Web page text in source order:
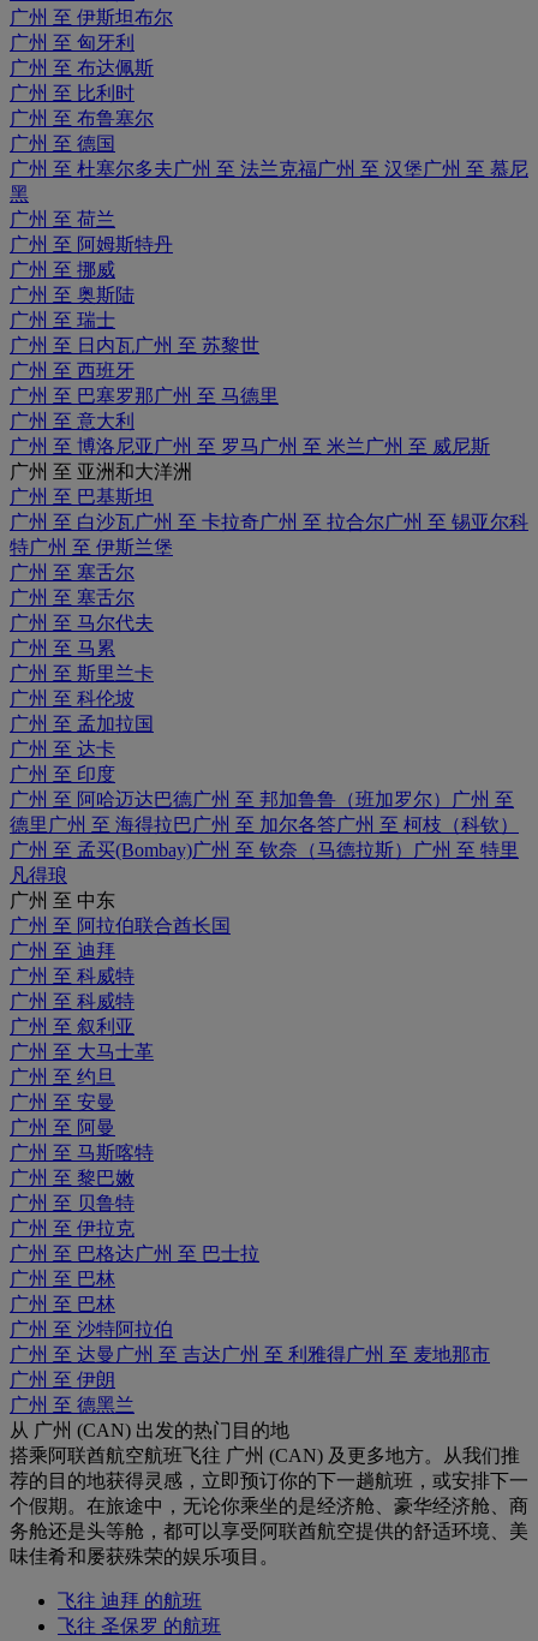
广州 至 伊斯坦布尔
广州 至 匈牙利
广州 至 布达佩斯
广州 至 比利时
广州 至 布鲁塞尔
广州 至 德国
广州 至 杜塞尔多夫广州 至 法兰克福广州 至 汉堡广州 至 慕尼
黑
广州 至 荷兰
广州 至 阿姆斯特丹
广州 至 挪威
广州 至 奥斯陆
广州 至 瑞士
广州 至 日内瓦广州 至 苏黎世
广州 至 西班牙
广州 至 巴塞罗那广州 至 马德里
广州 至 意大利
广州 至 博洛尼亚 广州 至 罗马 广州 至 米兰广州 至 威尼斯
广州 至 亚洲和大洋洲
广州 至 巴基斯坦
广州 至 白沙瓦广州 至 卡拉奇广州 至 拉合尔广州 至 锡亚尔科
特广州 至 伊斯兰堡
广州 至 塞舌尔
广州 至 塞舌尔
广州 至 马尔代夫
广州 至 马累
广州 至 斯里兰卡
广州 至 科伦坡
广州 至 孟加拉国
广州 至 达卡
广州 至 印度
广州 至 阿哈迈达巴德广州 至 邦加鲁鲁（班加罗尔）
广州 至
德里 广州 至 海得拉巴广州 至 加尔各答广州 至 柯枝（科钦）
广州 至 孟买(Bombay)广州 至 钦奈（马德拉斯）
广州 至 特里
凡得琅
广州 至 中东
广州 至 阿拉伯联合酋长国
广州 至 迪拜
广州 至 科威特
广州 至 科威特
广州 至 叙利亚
广州 至 大马士革
广州 至 约旦
广州 至 安曼
广州 至 阿曼
广州 至 马斯喀特
广州 至 黎巴嫩
广州 至 贝鲁特
广州 至 伊拉克
广州 至 巴格达广州 至 巴士拉
广州 至 巴林
广州 至 巴林
广州 至 沙特阿拉伯
广州 至 达曼 广州 至 吉达广州 至 利雅得广州 至 麦地那市
广州 至 伊朗
广州 至 德黑兰
从 广州 (CAN) 出发的热门目的地
搭乘阿联酋航空航班飞往 广州 (CAN) 及更多地方。从我们推
荐的目的地获得灵感，立即预订你的下一趟航班，或安排下一
个假期。在旅途中，无论你乘坐的是经济舱、豪华经济舱、商
务舱还是头等舱，都可以享受阿联酋航空提供的舒适环境、美
味佳肴和屡获殊荣的娱乐项目。
飞往 迪拜 的航班
飞往 圣保罗 的航班